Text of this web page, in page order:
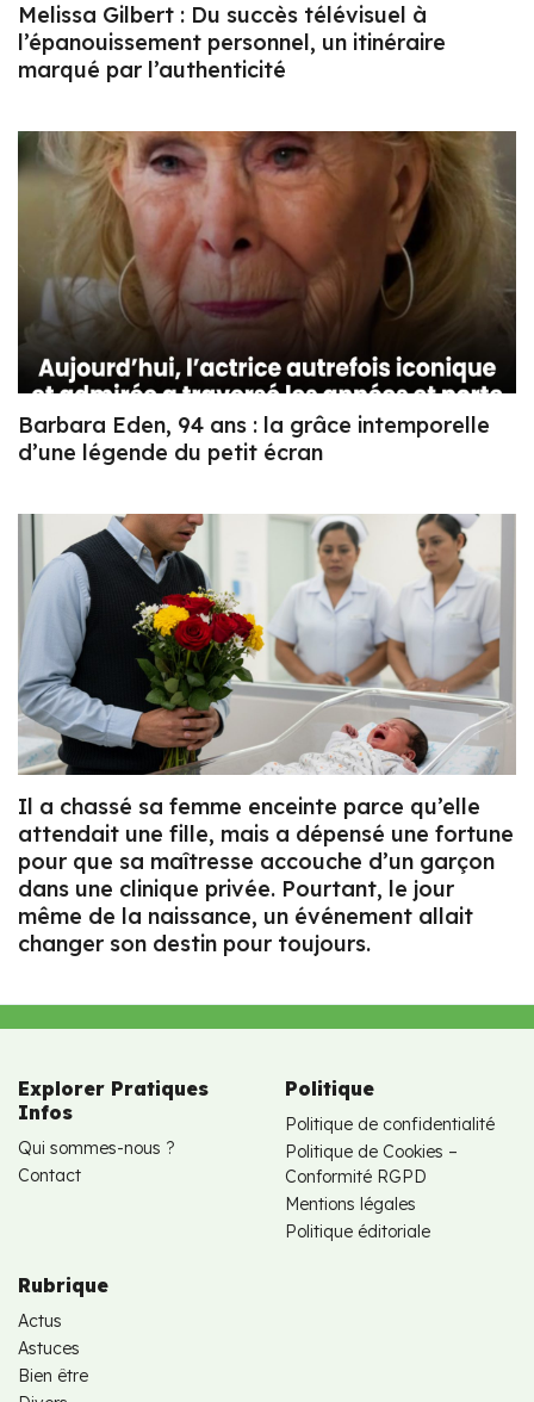
Melissa Gilbert : Du succès télévisuel à
l’épanouissement personnel, un itinéraire
marqué par l’authenticité
Barbara Eden, 94 ans : la grâce intemporelle
d’une légende du petit écran
Il a chassé sa femme enceinte parce qu’elle
attendait une fille, mais a dépensé une fortune
pour que sa maîtresse accouche d’un garçon
dans une clinique privée. Pourtant, le jour
même de la naissance, un événement allait
changer son destin pour toujours.
Explorer Pratiques
Infos
Qui sommes-nous ?
Contact
Politique
Politique de confidentialité
Politique de Cookies –
Conformité RGPD
Mentions légales
Politique éditoriale
Rubrique
Actus
Astuces
Bien être